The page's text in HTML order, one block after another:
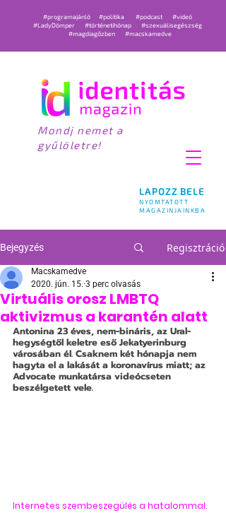
LAPOZZ BELE
NYOMTATOTT
MAGAZINJAINKBA
#programajánló #politika #podcast
#videó
#LadyDömper
#történetihónap
#szexuálisegészség
#magdiagőzben
#macskamedve
Mondj nemet a
gyűlöletre!
Bejegyzés Regisztráció
Virtuális orosz LMBTQ
aktivizmus a karantén alatt
Macskamedve
2020. jún. 15. 3 perc olvasás
Antonina 23 éves, nem-bináris, az Ural-
hegységtől keletre eső Jekatyerinburg
városában él. Csaknem két hónapja nem
hagyta el a lakását a koronavírus miatt; az
Advocate munkatársa videócseten
beszélgetett vele.
Internetes szembeszegülés a hatalommal.